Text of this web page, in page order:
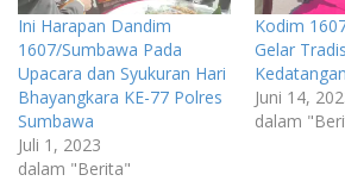
Ini Harapan Dandim
1607/Sumbawa Pada
Upacara dan Syukuran Hari
Bhayangkara KE-77 Polres
Sumbawa
Juli 1, 2023
dalam "Berita"
Kodim
Gelar
Juni 14,
dalam